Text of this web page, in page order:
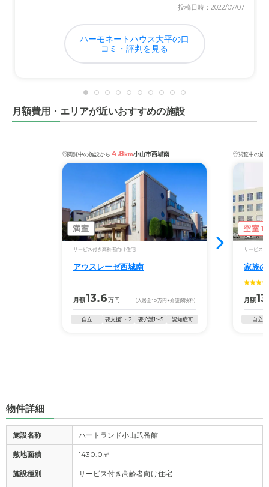
駅にとても近く、交通のべんは良かったです。また、周り
の通りは歩道もあり、とても広がったです。
料金費用について
実しており、その割には値段も抑えられている印象でし
た。
投稿日時：2022/07/07
ハーモネートハウス大平の口
コミ・評判を見る
月額費用・エリアが近いおすすめの施設
閲覧中の施設から 4.8km小山市西城南
満室
サービス付き高齢者向け住宅
アウスレーゼ西城南
月額13.6万円 (入居金10万円 +介護保険料)
自立 要支援1・2 要介護1〜5 認知症可
閲覧中の施
空室1
サービス付
家族
月額
自立
物件詳細
施設名称 ハートランド小山弐番館
敷地面積 1430.0㎡
施設種別 サービス付き高齢者向け住宅